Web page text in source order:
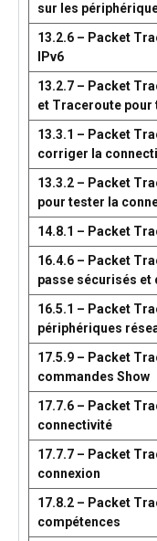
sur les
13.2.6 – Packet
IPv6
13.2.7 – Packet
et Traceroute pour
13.3.1 – Packet
corriger la
13.3.2 – Packet
pour tester la
14.8.1 – Packet
16.4.6 – Packet
passe sécurisés et
16.5.1 – Packet
périphériques
17.5.9 – Packet
commandes Show
17.7.6 – Packet
connectivité
17.7.7 – Packet
connexion
17.8.2 – Packet
compétences